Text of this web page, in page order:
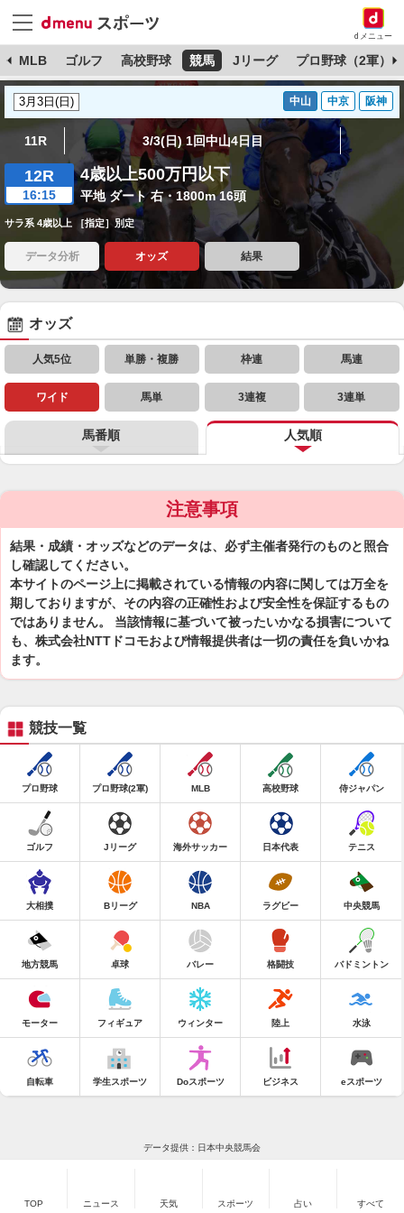
dメニュー
MLB ゴルフ 高校野球 競馬 Jリーグ プロ野球（2軍）
中山 中京 阪神
11R 3/3(日) 1回中山4日目
12R
16:15
4歳以上500万円以下
平地 ダート 右・1800m 16頭
サラ系 4歳以上 ［指定］別定
データ分析 オッズ 結果
オッズ
人気5位 単勝・複勝 枠連 馬連
ワイド 馬単 3連複 3連単
馬番順 人気順
注意事項
結果・成績・オッズなどのデータは、必ず主催者発行のものと照合
し確認してください。
本サイトのページ上に掲載されている情報の内容に関しては万全を
期しておりますが、その内容の正確性および安全性を保証するもの
ではありません。 当該情報に基づいて被ったいかなる損害について
も、株式会社NTTドコモおよび情報提供者は一切の責任を負いかね
ます。
競技一覧
プロ野球 プロ野球(2軍) MLB 高校野球 侍ジャパン
ゴルフ Jリーグ 海外サッカー 日本代表 テニス
大相撲 Bリーグ NBA ラグビー 中央競馬
地方競馬 卓球 バレー 格闘技 バドミントン
モーター フィギュア ウィンター 陸上 水泳
自転車 学生スポーツ Doスポーツ ビジネス eスポーツ
データ提供：日本中央競馬会
TOP ニュース 天気 スポーツ 占い すべて